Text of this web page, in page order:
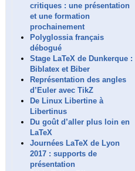
critiques : une présentation
et une formation
prochainement
Polyglossia français
débogué
Stage LaTeX de Dunkerque :
Biblatex et Biber
Représentation des angles
d’Euler avec TikZ
De Linux Libertine à
Libertinus
Du goût d’aller plus loin en
LaTeX
Journées LaTeX de Lyon
2017 : supports de
présentation